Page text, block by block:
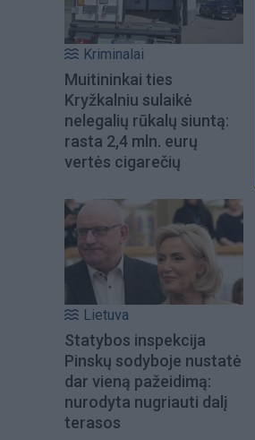
Kriminalai
Muitininkai ties
Kryžkalniu sulaikė
nelegalių rūkalų siuntą:
rasta 2,4 mln. eurų
vertės cigarečių
Lietuva
Statybos inspekcija
Pinskų sodyboje nustatė
dar vieną pažeidimą:
nurodyta nugriauti dalį
terasos